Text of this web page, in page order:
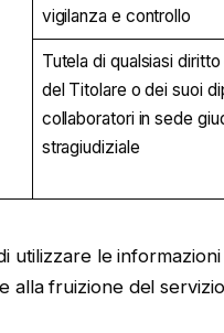
vigilanza e controllo
Tutela di qualsiasi
del Titolare o dei suoi
collaboratori in sede
stragiudiziale
utilizzare le
alla fruizione del